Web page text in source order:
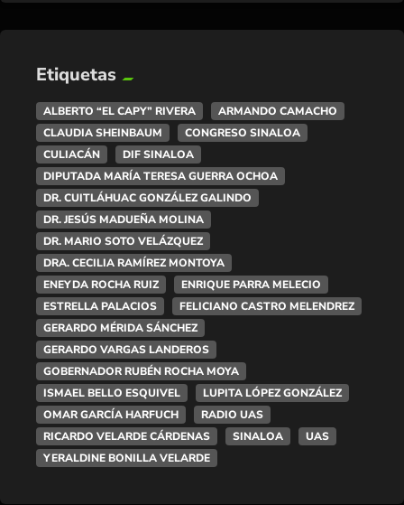
Etiquetas
ALBERTO “EL CAPY” RIVERA
ARMANDO CAMACHO
CLAUDIA SHEINBAUM
CONGRESO SINALOA
CULIACÁN
DIF SINALOA
DIPUTADA MARÍA TERESA GUERRA OCHOA
DR. CUITLÁHUAC GONZÁLEZ GALINDO
DR. JESÚS MADUEÑA MOLINA
DR. MARIO SOTO VELÁZQUEZ
DRA. CECILIA RAMÍREZ MONTOYA
ENEYDA ROCHA RUIZ
ENRIQUE PARRA MELECIO
ESTRELLA PALACIOS
FELICIANO CASTRO MELENDREZ
GERARDO MÉRIDA SÁNCHEZ
GERARDO VARGAS LANDEROS
GOBERNADOR RUBÉN ROCHA MOYA
ISMAEL BELLO ESQUIVEL
LUPITA LÓPEZ GONZÁLEZ
OMAR GARCÍA HARFUCH
RADIO UAS
RICARDO VELARDE CÁRDENAS
SINALOA
UAS
YERALDINE BONILLA VELARDE